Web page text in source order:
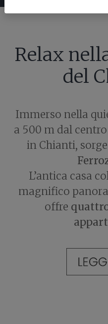
Relax
del
Immerso nella
a 500 m dal
in Chianti, sorge
L’antica casa
magnifico
offre